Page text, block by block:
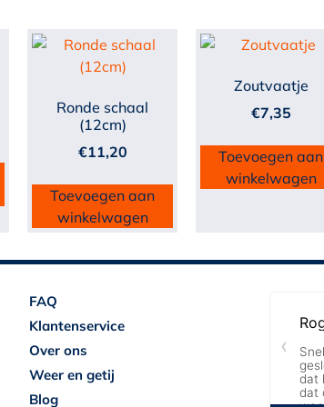
Ronde schaal
(12cm)
€11,20
Toevoegen aan
winkelwagen
Zoutvaatje
€7,35
Toevoegen aan
winkelwagen
FAQ
Klantenservice
Over ons
Weer en getij
Blog